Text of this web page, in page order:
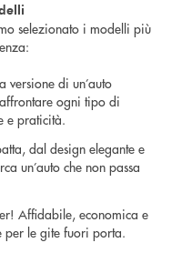
selezionato i modelli più
versione di un’auto
ogni tipo di
e praticità.
dal design elegante e
un’auto che non passa
Affidabile, economica e
per le gite fuori porta.